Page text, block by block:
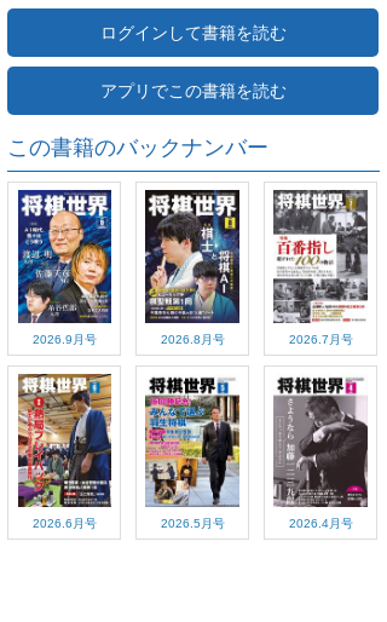
ログインして書籍を読む
アプリでこの書籍を読む
この書籍のバックナンバー
2026.9月号 2026.8月号 2026.7月号
2026.6月号 2026.5月号 2026.4月号